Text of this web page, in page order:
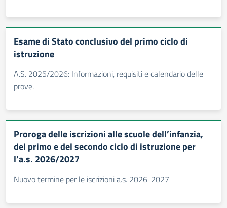
Esame di Stato conclusivo del primo ciclo di
istruzione
A.S. 2025/2026: Informazioni, requisiti e calendario delle
prove.
Proroga delle iscrizioni alle scuole dell’infanzia,
del primo e del secondo ciclo di istruzione per
l’a.s. 2026/2027
Nuovo termine per le iscrizioni a.s. 2026-2027